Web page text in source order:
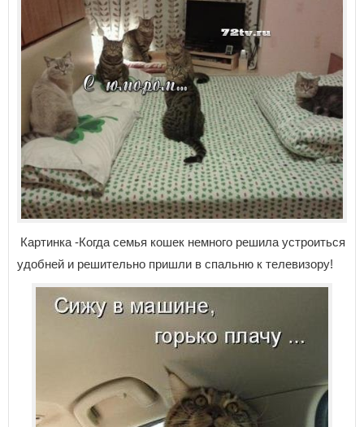
Картинка -Когда семья кошек немного решила устроиться
удобней и решительно пришли в спальню к телевизору!